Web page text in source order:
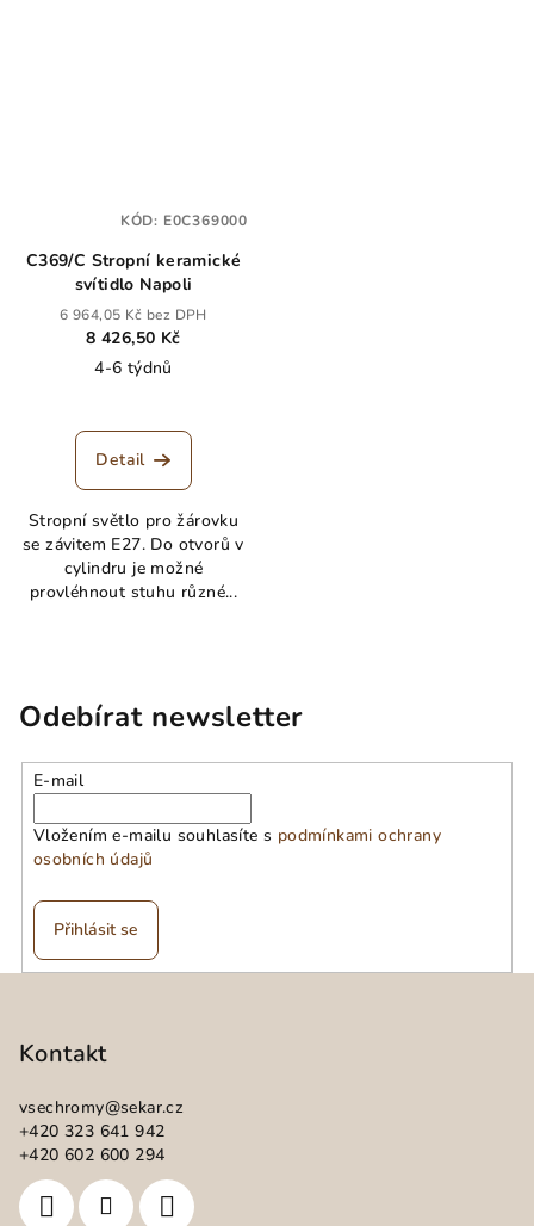
C369/C Stropní keramické
svítidlo Napoli
6 964,05 Kč bez DPH
8 426,50 Kč
4-6 týdnů
Detail
Stropní světlo pro žárovku
se závitem E27. Do otvorů v
cylindru je možné
provléhnout stuhu různé...
KÓD: E0C369000
Odebírat newsletter
E-mail
Vložením e-mailu souhlasíte s podmínkami ochrany
osobních údajů
Přihlásit se
Kontakt
vsechromy@sekar.cz
+420 323 641 942
+420 602 600 294